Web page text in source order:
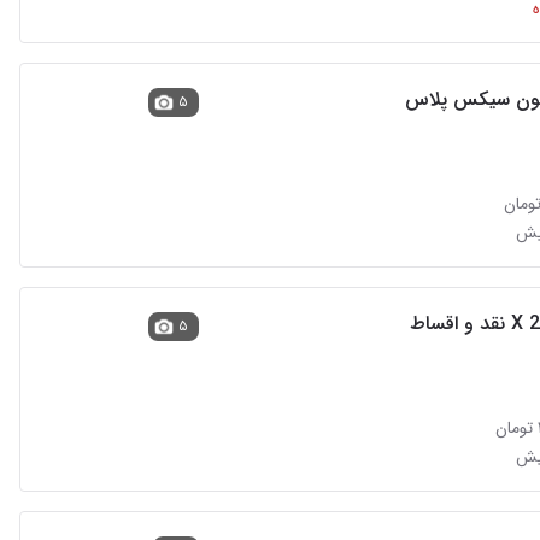
سیکس پلاس ۵
۵